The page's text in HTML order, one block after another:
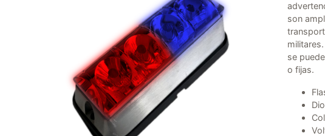
son
se
o fijas.